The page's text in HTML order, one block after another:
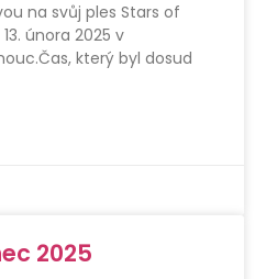
na svůj ples Stars of
února 2025 v
který byl dosud
2025